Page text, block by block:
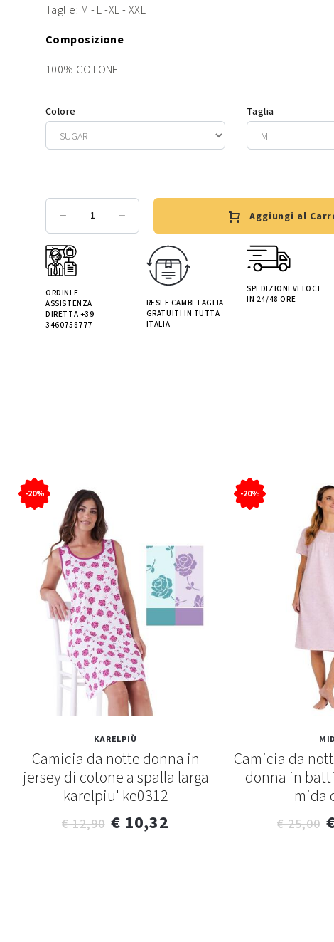
Taglie: M - L -XL - XXL
Composizione
100% COTONE
Colore Taglia
Aggiungi al
ORDINI E
ASSISTENZA
DIRETTA +39
3460758777
RESI E CAMBI TAGLIA
GRATUITI IN TUTTA
ITALIA
SPEDIZIONI VELOCI
IN 24/48 ORE
-20%
KARELPIÙ
Camicia da notte donna in
jersey di cotone a spalla larga
karelpiu' ke0312
€ 12,90 € 10,32
-20%
Camicia da
donna in
mida
€ 25,00